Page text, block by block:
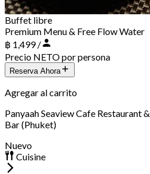
Buffet libre
Premium Menu & Free Flow Water
฿ 1,499 /
Precio NETO por persona
Reserva Ahora
Agregar al carrito
Panyaah Seaview Cafe Restaurant &
Bar (Phuket)
Nuevo
Cuisine